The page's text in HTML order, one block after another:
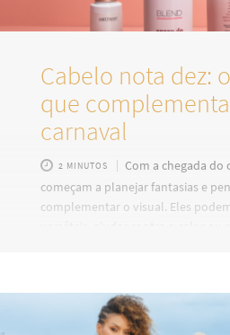
Cabelo nota dez:
que
carnaval
2 MINUTOS
Com a chegada do
começam a planejar fantasias e
complementar o visual. Eles
versáteis, ajudar contra o calor
partida são os tutoriais da internet,
das mais diversas para todos os